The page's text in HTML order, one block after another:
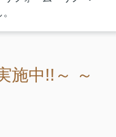
施中!!～ ～